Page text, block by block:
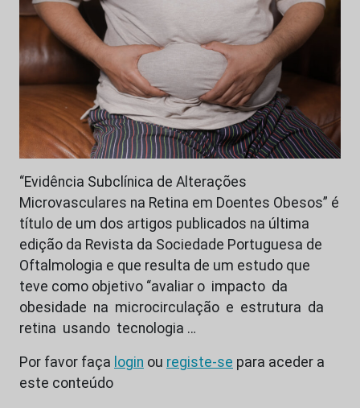
“Evidência Subclínica de Alterações
Microvasculares na Retina em Doentes Obesos” é
título de um dos artigos publicados na última
edição da Revista da Sociedade Portuguesa de
Oftalmologia e que resulta de um estudo que
teve como objetivo “avaliar o impacto da
obesidade na microcirculação e estrutura da
retina usando tecnologia …
Por favor faça login ou registe-se para aceder a
este conteúdo